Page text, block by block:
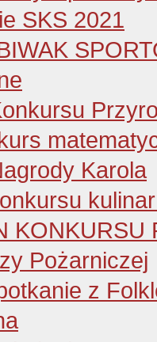
SKS 2021
Karola
KONKURSU
Pożarniczej
z